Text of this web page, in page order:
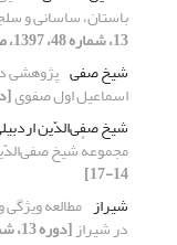
باستان، ساسانی و
13، شماره 48، 1397، صفحه 72-85]
شیخ صفی­ پژوهشی
اسماعیل اول صفوی[دوره
شیخ صفی‌الدّین
مجموعهٔ شیخ
14-17]
شیراز مطالعه
در شیراز[دوره 13، شماره 48، 1397، صفحه 104-125]